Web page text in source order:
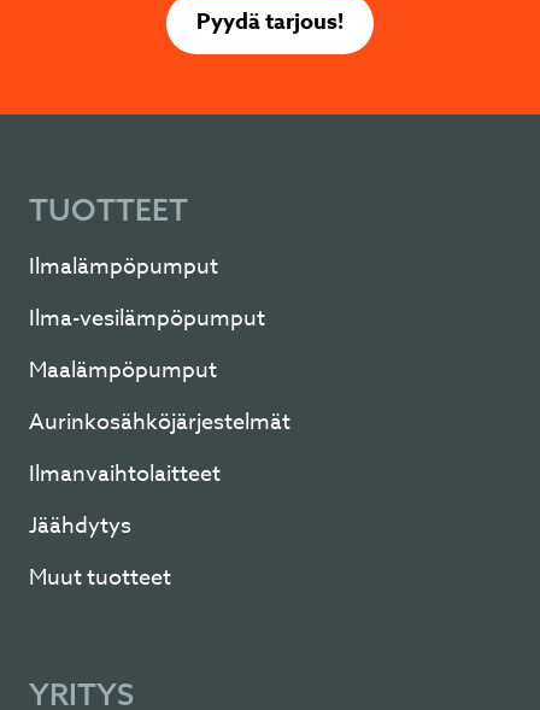
Pyydä tarjous!
TUOTTEET
Ilmalämpöpumput
Ilma-vesilämpöpumput
Maalämpöpumput
Aurinkosähköjärjestelmät
Ilmanvaihtolaitteet
Jäähdytys
Muut tuotteet
YRITYS